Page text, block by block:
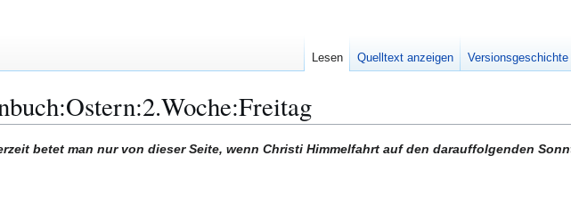
betet man nur von dieser Seite, wenn Christi Himmelfahrt auf den darauffolgenden
Lesen Quelltext anzeigen Versionsgeschichte